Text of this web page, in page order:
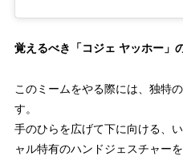
覚えるべき「コジェ ヤッホー」
このミームをやる際には、独特
す。
手のひらを広げて下に向ける、
ャル特有のハンドジェスチャー